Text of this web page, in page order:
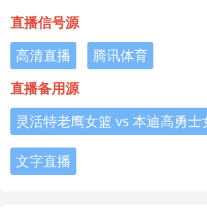
直播信号源
高清直播
腾讯体育
直播备用源
灵活特老鹰女篮 vs 本迪高勇士
文字直播